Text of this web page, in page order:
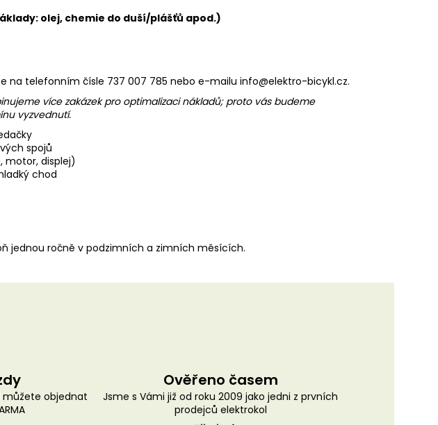
olej, chemie do duší/plášťů apod.)
na telefonním čísle 737 007 785 nebo e-mailu info@elektro-bicykl.cz.
více zakázek pro optimalizaci nákladů; proto vás budeme
vyzvednutí.
spojů
motor, displej)
chod
jednou ročně v podzimních a zimních měsících.
můžete objednat
Ověřeno časem
Jsme s Vámi již od roku 2009 jako jedni z prvních
prodejců elektrokol